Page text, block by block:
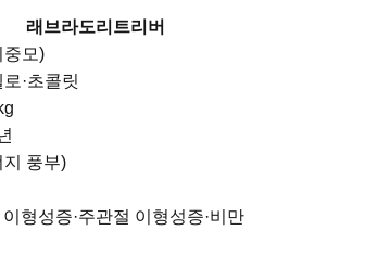
래브라도리트리버
중모)
로·초콜릿
지 풍부)
형성증·주관절 이형성증·비만